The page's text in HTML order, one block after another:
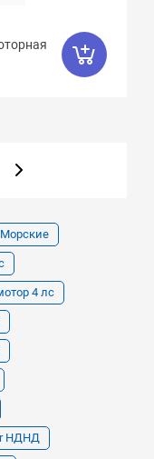
Морские
4 лс
НДНД